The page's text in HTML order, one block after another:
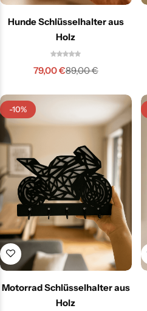
Hunde Schlüsselhalter aus
Holz
89,00€
79,00€
-10%
Motorrad Schlüsselhalter aus
Holz